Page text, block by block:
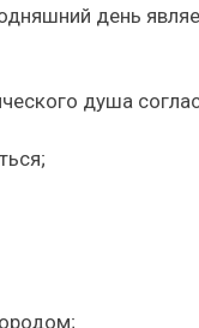
день
душа